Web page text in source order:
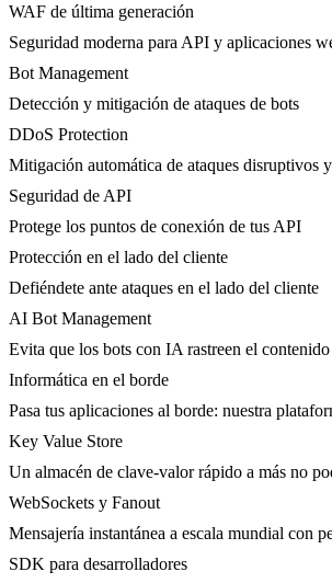
WAF de última generación
Seguridad moderna para API y aplicaciones
Bot Management
Detección y mitigación de ataques de bots
DDoS Protection
Mitigación automática de ataques disruptivos
Seguridad de API
Protege los puntos de conexión de tus API
Protección en el lado del cliente
Defiéndete ante ataques en el lado del cliente
AI Bot Management
Evita que los bots con IA rastreen el
Informática en el borde
Pasa tus aplicaciones al borde: nuestra
Key Value Store
Un almacén de clave-valor rápido a más no
WebSockets y Fanout
Mensajería instantánea a escala mundial con
SDK para desarrolladores